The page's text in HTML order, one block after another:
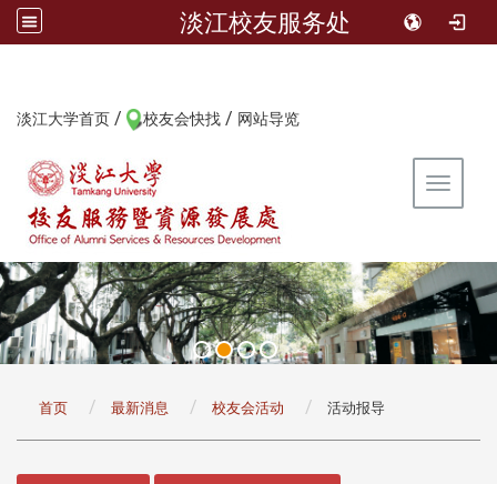
淡江校友服务处
淡江大学首页 / 校友会快找 / 网站导览
Toggle
首页 最新消息 校友会活动 活动报导